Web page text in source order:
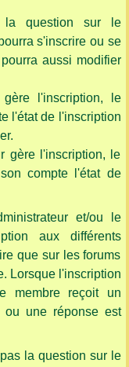
question sur le
s'inscrire ou se
aussi modifier
gère l'inscription, le
l'état de l'inscription
gère l'inscription, le
compte l'état de
et/ou le
aux différents
que sur les forums
Lorsque l'inscription
membre reçoit un
ou une réponse est
la question sur le